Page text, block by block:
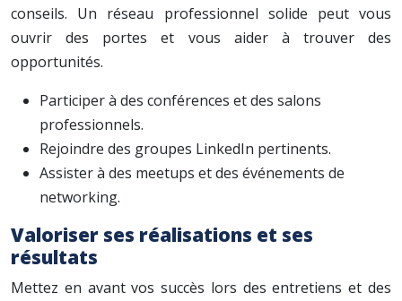
conseils. Un réseau professionnel solide peut vous
ouvrir des portes et vous aider à trouver des
opportunités.
Participer à des conférences et des salons
professionnels.
Rejoindre des groupes LinkedIn pertinents.
Assister à des meetups et des événements de
networking.
Valoriser ses réalisations et ses
résultats
Mettez en avant vos succès lors des entretiens et des